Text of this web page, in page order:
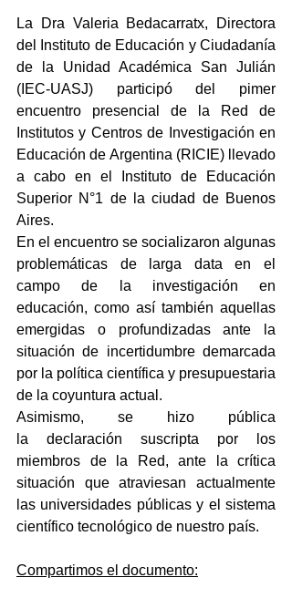
La Dra Valeria Bedacarratx, Directora
del Instituto de Educación y Ciudadanía
de la Unidad Académica San Julián
(IEC-UASJ) participó del pimer
encuentro presencial de la Red de
Institutos y Centros de Investigación en
Educación de Argentina (RICIE) llevado
a cabo en el Instituto de Educación
Superior N°1 de la ciudad de Buenos
Aires.
En el encuentro se socializaron algunas
problemáticas de larga data en el
campo de la investigación en
educación, como así también aquellas
emergidas o profundizadas ante la
situación de incertidumbre demarcada
por la política científica y presupuestaria
de la coyuntura actual.
Asimismo, se hizo pública
la declaración suscripta por los
miembros de la Red, ante la crítica
situación que atraviesan actualmente
las universidades públicas y el sistema
científico tecnológico de nuestro país.
Compartimos el documento: